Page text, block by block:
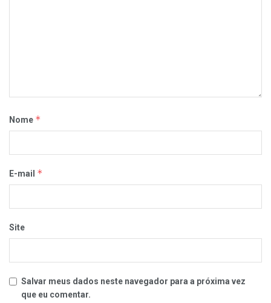
Nome *
E-mail *
Site
Salvar meus dados neste navegador para a próxima vez
que eu comentar.